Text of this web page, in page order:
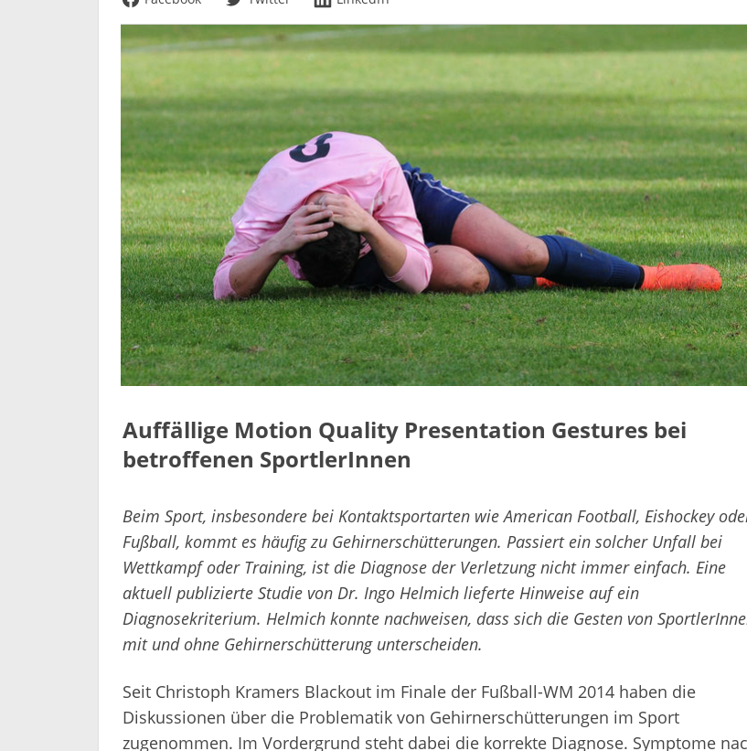
Auffällige Motion Quality Presentation Gestures bei
betroffenen SportlerInnen
Beim Sport, insbesondere bei Kontaktsportarten wie American Football, Eishockey
Fußball, kommt es häufig zu Gehirnerschütterungen. Passiert ein solcher Unfall bei
Wettkampf oder Training, ist die Diagnose der Verletzung nicht immer einfach. Eine
aktuell publizierte Studie von Dr. Ingo Helmich lieferte Hinweise auf ein
Diagnosekriterium. Helmich konnte nachweisen, dass sich die Gesten von
mit und ohne Gehirnerschütterung unterscheiden.
Seit Christoph Kramers Blackout im Finale der Fußball-WM 2014 haben die
Diskussionen über die Problematik von Gehirnerschütterungen im Sport
zugenommen. Im Vordergrund steht dabei die korrekte Diagnose. Symptome